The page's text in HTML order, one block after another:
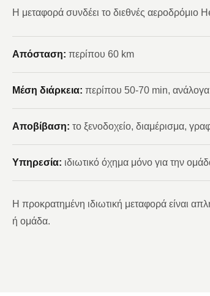
Η μεταφορά συνδέει το διεθνές
Απόσταση: περίπου 60 km
Μέση διάρκεια: περίπου 50-70 min, ανάλογα
Αποβίβαση: το ξενοδοχείο, διαμέρισμα,
Υπηρεσία: ιδιωτικό όχημα μόνο για την
Η προκρατημένη ιδιωτική μεταφορά είναι
ή ομάδα.